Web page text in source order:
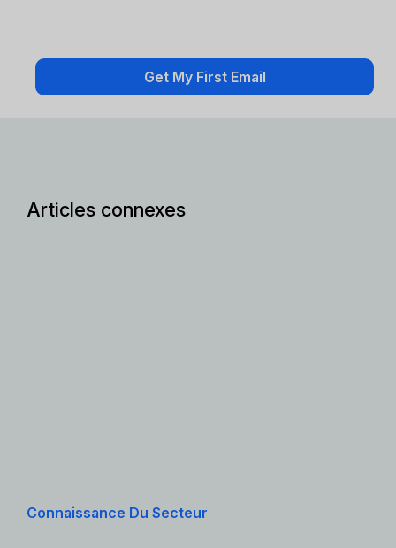
Articles connexes
Connaissance Du Secteur